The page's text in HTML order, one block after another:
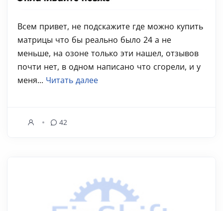
Всем привет, не подскажите где можно купить
матрицы что бы реально было 24 а не
меньше, на озоне только эти нашел, отзывов
почти нет, в одном написано что сгорели, и у
меня... Читать далее
42